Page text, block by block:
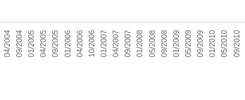
04/2004 09/2004 01/2005 04/2005 09/2005 01/2006 04/2006 10/2006 01/2007 04/2007 09/2007 01/2008 05/2008 09/2008 01/2009 05/2009 09/2009 01/2010 05/2010 09/2010